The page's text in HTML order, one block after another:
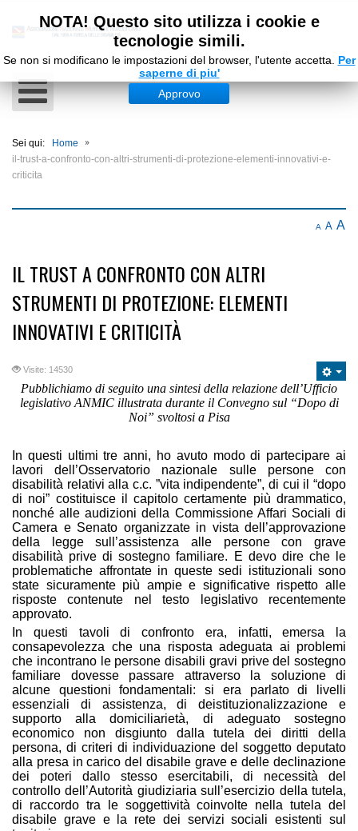
Sei qui:
Home
il-trust-a-confronto-con-altri-strumenti-di-protezione-elementi-innovativi-e-
criticita
NOTA! Questo sito utilizza i cookie e
tecnologie simili.
Se non si modificano le impostazioni del browser, l'utente accetta. Per
saperne di piu'
Approvo
A A A
IL TRUST A CONFRONTO CON ALTRI
STRUMENTI DI PROTEZIONE: ELEMENTI
INNOVATIVI E CRITICITÀ
Visite: 14530
Pubblichiamo di seguito una sintesi della relazione dell’Ufficio
legislativo ANMIC illustrata durante il Convegno sul “Dopo di
Noi” svoltosi a Pisa
In questi ultimi tre anni, ho avuto modo di partecipare ai
lavori dell’Osservatorio nazionale sulle persone con
disabilità relativi alla c.c. ”vita indipendente”, di cui il “dopo
di noi” costituisce il capitolo certamente più drammatico,
nonché alle audizioni della Commissione Affari Sociali di
Camera e Senato organizzate in vista dell’approvazione
della legge sull’assistenza alle persone con grave
disabilità prive di sostegno familiare. E devo dire che le
problematiche affrontate in queste sedi istituzionali sono
state sicuramente più ampie e significative rispetto alle
risposte contenute nel testo legislativo recentemente
approvato.
In questi tavoli di confronto era, infatti, emersa la
consapevolezza che una risposta adeguata ai problemi
che incontrano le persone disabili gravi prive del sostegno
familiare dovesse passare attraverso la soluzione di
alcune questioni fondamentali: si era parlato di livelli
essenziali di assistenza, di deistituzionalizzazione e
supporto alla domiciliarietà, di adeguato sostegno
economico non disgiunto dalla tutela dei diritti della
persona, di criteri di individuazione del soggetto deputato
alla presa in carico del disabile grave e delle declinazione
dei poteri dallo stesso esercitabili, di necessità del
controllo dell’Autorità giudiziaria sull’esercizio della tutela,
di raccordo tra le soggettività coinvolte nella tutela del
disabile grave e la rete dei servizi sociali esistenti sul